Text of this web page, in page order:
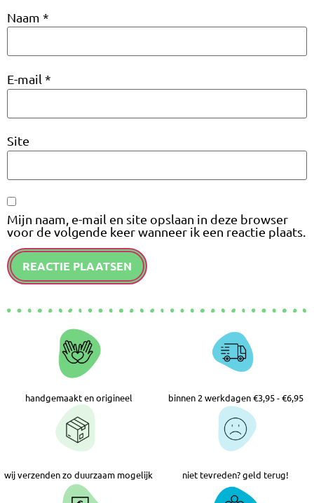
Naam *
E-mail *
Site
Mijn naam, e-mail en site opslaan in deze browser
voor de volgende keer wanneer ik een reactie plaats.
handgemaakt en origineel binnen 2 werkdagen €3,95 - €6,95
wij verzenden zo duurzaam mogelijk niet tevreden? geld terug!